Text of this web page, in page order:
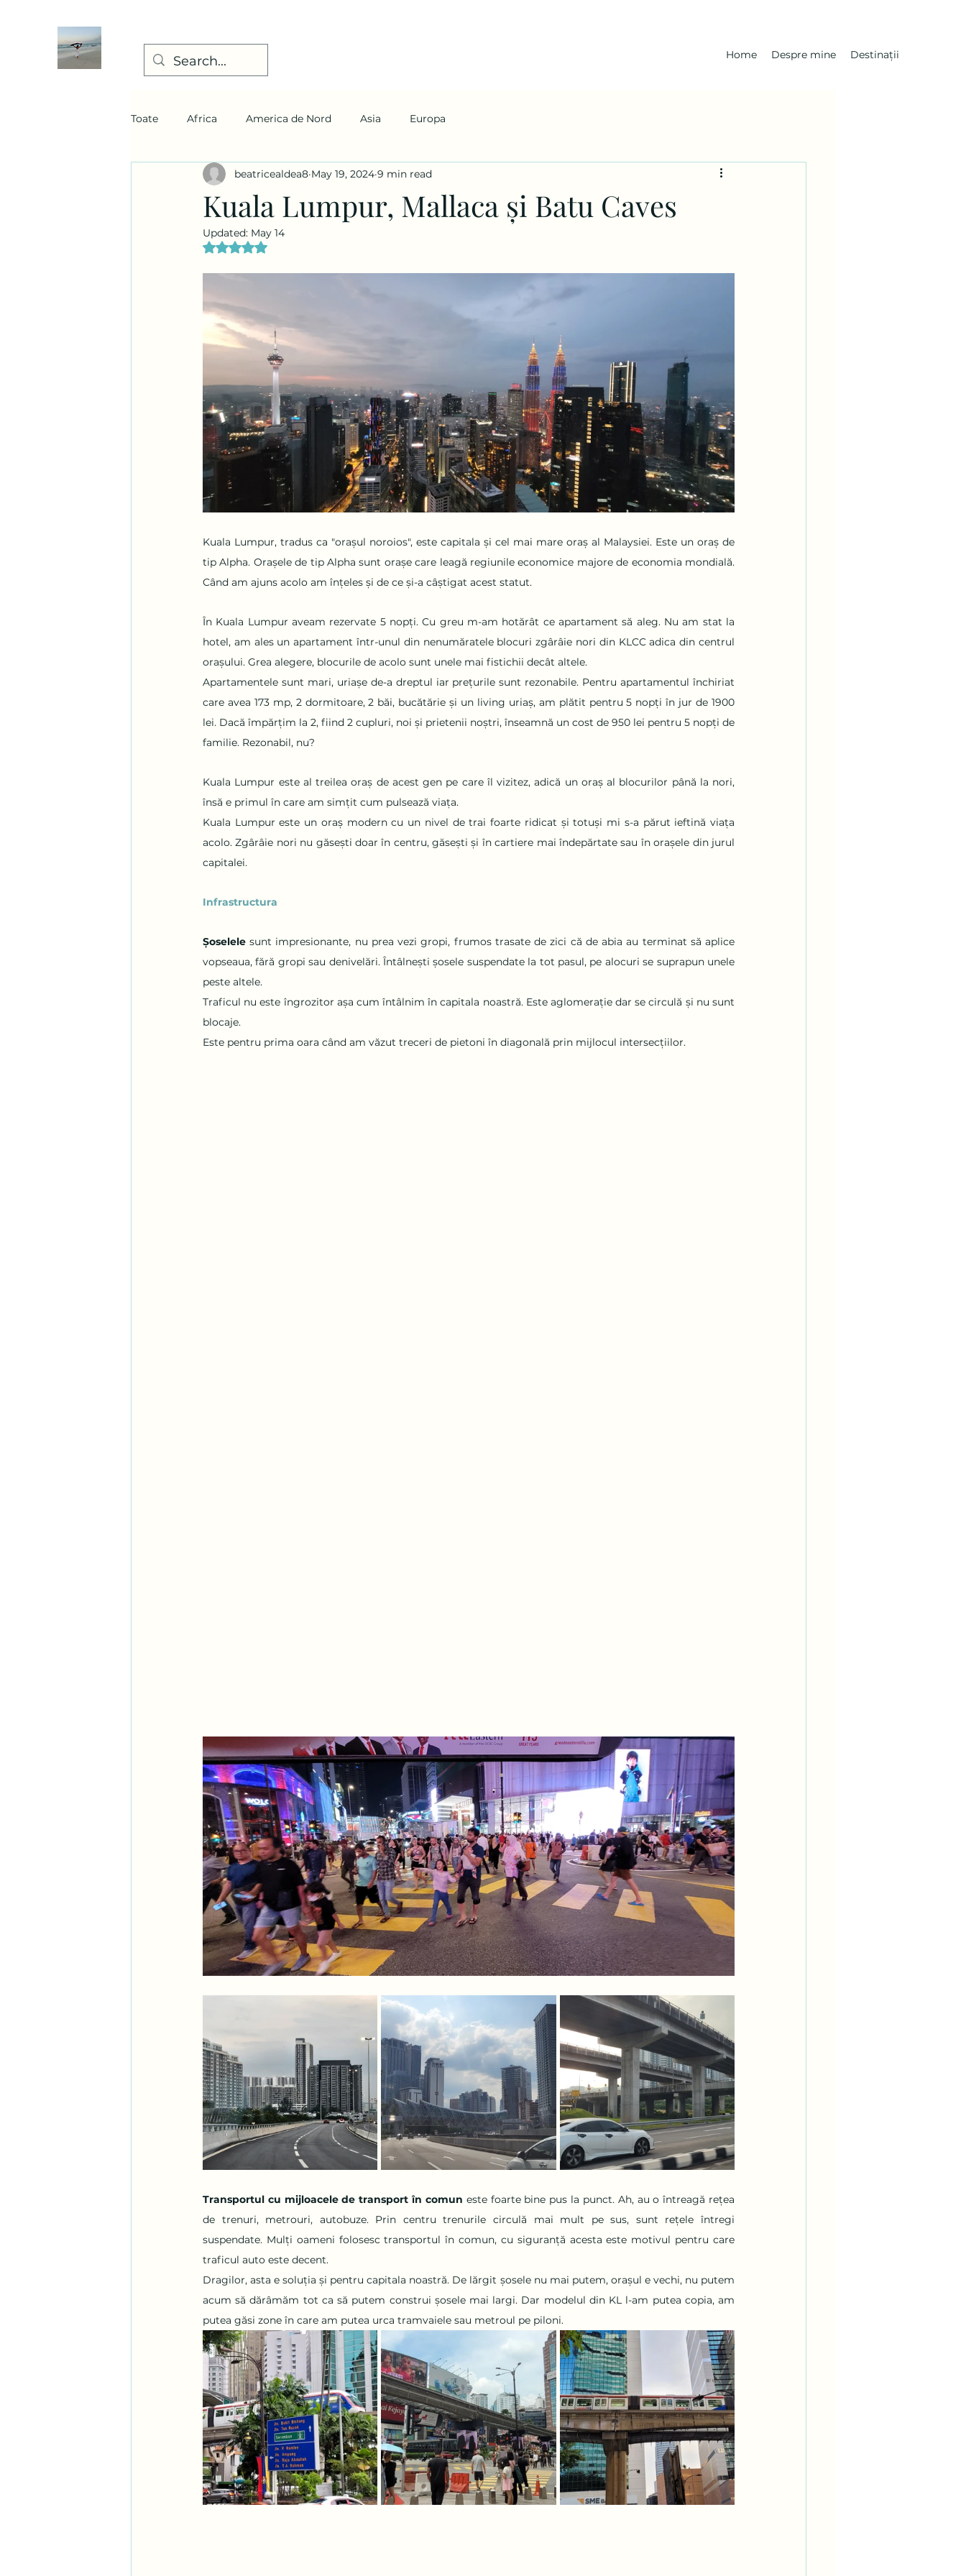
Home Despre mine Destinații
Toate Africa America de Nord Asia Europa
Kuala Lumpur, Mallaca și Batu Caves
beatricealdea8 May 19, 2024 9 min read
Updated: May 14
Rated NaN out of 5 stars.
Kuala Lumpur, tradus ca "orașul noroios", este capitala și cel mai mare oraș al Malaysiei. Este un oraș de
tip Alpha. Orașele de tip Alpha sunt orașe care leagă regiunile economice majore de economia mondială.
Când am ajuns acolo am înțeles și de ce și-a câștigat acest statut.
În Kuala Lumpur aveam rezervate 5 nopți. Cu greu m-am hotărât ce apartament să aleg. Nu am stat la
hotel, am ales un apartament într-unul din nenumăratele blocuri zgârâie nori din KLCC adica din centrul
orașului. Grea alegere, blocurile de acolo sunt unele mai fistichii decât altele.
Apartamentele sunt mari, uriașe de-a dreptul iar prețurile sunt rezonabile. Pentru apartamentul închiriat
care avea 173 mp, 2 dormitoare, 2 băi, bucătărie și un living uriaș, am plătit pentru 5 nopți în jur de 1900
lei. Dacă împărțim la 2, fiind 2 cupluri, noi și prietenii noștri, înseamnă un cost de 950 lei pentru 5 nopți de
familie. Rezonabil, nu?
Kuala Lumpur este al treilea oraș de acest gen pe care îl vizitez, adică un oraș al blocurilor până la nori,
însă e primul în care am simțit cum pulsează viața.
Kuala Lumpur este un oraș modern cu un nivel de trai foarte ridicat și totuși mi s-a părut ieftină viața
acolo. Zgârâie nori nu găsești doar în centru, găsești și în cartiere mai îndepărtate sau în orașele din jurul
capitalei.
Infrastructura
Șoselele sunt impresionante, nu prea vezi gropi, frumos trasate de zici că de abia au terminat să aplice
vopseaua, fără gropi sau denivelări. Întâlnești șosele suspendate la tot pasul, pe alocuri se suprapun unele
peste altele.
Traficul nu este îngrozitor așa cum întâlnim în capitala noastră. Este aglomerație dar se circulă și nu sunt
blocaje.
Este pentru prima oara când am văzut treceri de pietoni în diagonală prin mijlocul intersecțiilor.
Transportul cu mijloacele de transport în comun este foarte bine pus la punct. Ah, au o întreagă rețea
de trenuri, metrouri, autobuze. Prin centru trenurile circulă mai mult pe sus, sunt rețele întregi
suspendate. Mulți oameni folosesc transportul în comun, cu siguranță acesta este motivul pentru care
traficul auto este decent.
Dragilor, asta e soluția și pentru capitala noastră. De lărgit șosele nu mai putem, orașul e vechi, nu putem
acum să dărâmăm tot ca să putem construi șosele mai largi. Dar modelul din KL l-am putea copia, am
putea găsi zone în care am putea urca tramvaiele sau metroul pe piloni.